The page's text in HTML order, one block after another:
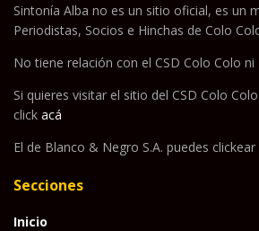
Sintonía Alba no es un sitio oficial, es un
Periodistas, Socios e Hinchas de Colo
No tiene relación con el CSD Colo Colo
Si quieres visitar el sitio del CSD Colo
click acá
El de Blanco & Negro S.A. puedes clickear
Secciones
Inicio